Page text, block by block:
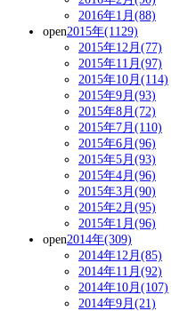
2016年1月(88)
open2015年(1129)
2015年12月(77)
2015年11月(97)
2015年10月(114)
2015年9月(93)
2015年8月(72)
2015年7月(110)
2015年6月(96)
2015年5月(93)
2015年4月(96)
2015年3月(90)
2015年2月(95)
2015年1月(96)
open2014年(309)
2014年12月(85)
2014年11月(92)
2014年10月(107)
2014年9月(21)